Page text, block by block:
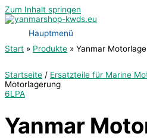
Zum Inhalt springen
Hauptmenü
Start
Produkte Yanmar
Startseite / Ersatzteile für Marine
Motorlagerung
6LPA
Yanmar